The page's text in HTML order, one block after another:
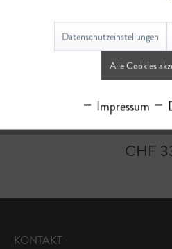
Augen
CHF
KONTAKT
Datenschutzeinstellungen
Alle Cookies
Impressum